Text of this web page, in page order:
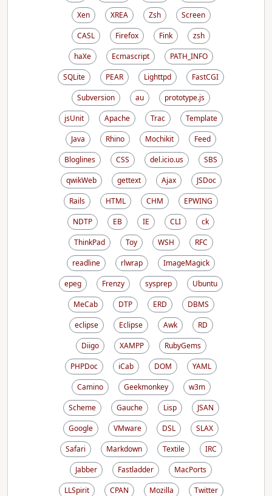
Xen
XREA Zsh
Screen
CASL
Firefox Fink
zsh
haXe
Ecmascript
PATH_INFO
SQLite
PEAR Lighttpd
FastCGI
Subversion
au
prototype.js
jsUnit
Apache Trac
Template
Java
Rhino Mochikit
Feed
Bloglines
CSS del.icio.us
SBS
qwikWeb
gettext Ajax
JSDoc
Rails
HTML CHM
EPWING
NDTP
EB IE CLI
ck
ThinkPad
Toy WSH
RFC
readline
rlwrap
ImageMagick
epeg
Frenzy sysprep
Ubuntu
MeCab
DTP ERD
DBMS
eclipse
Eclipse Awk
RD
Diigo
XAMPP
RubyGems
PHPDoc
iCab DOM
YAML
Camino
Geekmonkey
w3m
Scheme
Gauche Lisp
JSAN
Google
VMware DSL
SLAX
Safari
Markdown Textile
IRC
Jabber
Fastladder
MacPorts
LLSpirit
CPAN Mozilla
Twitter